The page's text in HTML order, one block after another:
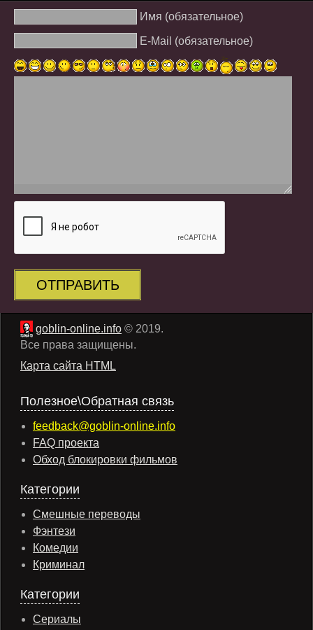
Имя (обязательное)
E-Mail (обязательное)
ОТПРАВИТЬ
goblin-online.info © 2019.
Все права защищены.
Карта сайта HTML
Полезное\Обратная связь
feedback@goblin-online.info
FAQ проекта
Обход блокировки фильмов
Категории
Смешные переводы
Фэнтези
Комедии
Криминал
Категории
Сериалы